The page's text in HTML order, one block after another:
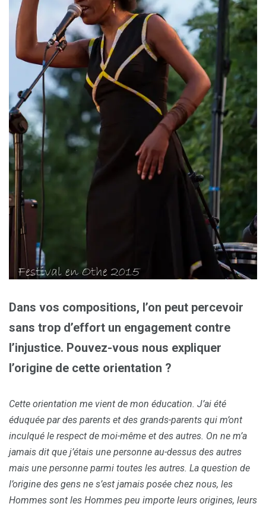
Dans vos compositions, l’on peut percevoir
sans trop d’effort un engagement contre
l’injustice. Pouvez-vous nous expliquer
l’origine de cette orientation ?
Cette orientation me vient de mon éducation. J’ai été
éduquée par des parents et des grands-parents qui m’ont
inculqué le respect de moi-même et des autres. On ne m’a
jamais dit que j’étais une personne au-dessus des autres
mais une personne parmi toutes les autres. La question de
l’origine des gens ne s’est jamais posée chez nous, les
Hommes sont les Hommes peu importe leurs origines, leurs